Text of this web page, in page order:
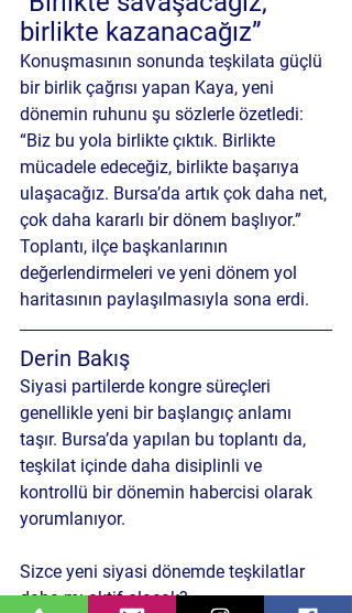
birlikte kazanacağız”
Konuşmasının sonunda teşkilata güçlü
bir birlik çağrısı yapan Kaya, yeni
dönemin ruhunu şu sözlerle özetledi:
“Biz bu yola birlikte çıktık. Birlikte
mücadele edeceğiz, birlikte başarıya
ulaşacağız. Bursa’da artık çok daha net,
çok daha kararlı bir dönem başlıyor.”
Toplantı, ilçe başkanlarının
değerlendirmeleri ve yeni dönem yol
haritasının paylaşılmasıyla sona erdi.
Derin Bakış
Siyasi partilerde kongre süreçleri
genellikle yeni bir başlangıç anlamı
taşır. Bursa’da yapılan bu toplantı da,
teşkilat içinde daha disiplinli ve
kontrollü bir dönemin habercisi olarak
yorumlanıyor.
Sizce yeni siyasi dönemde teşkilatlar
daha mı aktif olacak?